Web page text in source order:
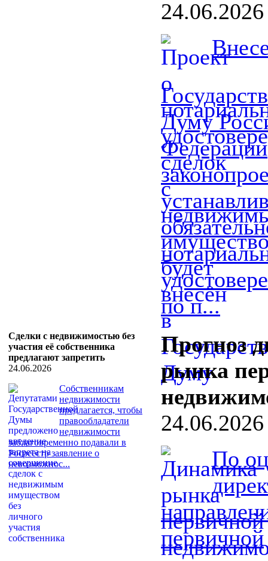
24.06.2026
Думу
Федерации
по п...
Сделки с недвижимостью без
участия её собственника
предлагают запретить
24.06.2026
Собственникам
недвижимости
предлагается, чтобы
правообладатели
недвижимости
заблаговременно подавали в
Росреестр заявление о
невозможнос...
Прогноз
рынка
24.06.2026
По
первичной